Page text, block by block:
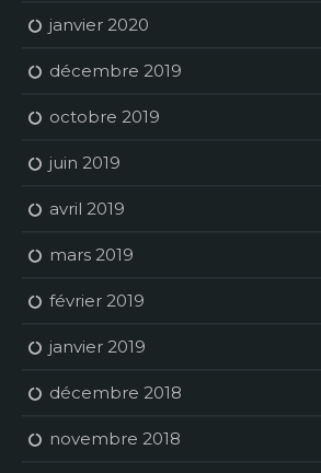
janvier 2020
décembre 2019
octobre 2019
juin 2019
avril 2019
mars 2019
février 2019
janvier 2019
décembre 2018
novembre 2018